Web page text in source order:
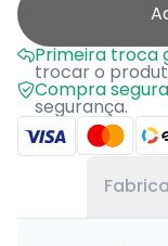
Primeira troca
trocar o
Compra
segurança.